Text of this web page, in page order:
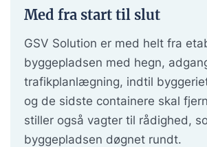
Med fra start til slut
GSV Solution er med helt fra
byggepladsen med hegn,
trafikplanlægning, indtil
og de sidste containere skal
stiller også vagter til rådighed,
byggepladsen døgnet rundt.